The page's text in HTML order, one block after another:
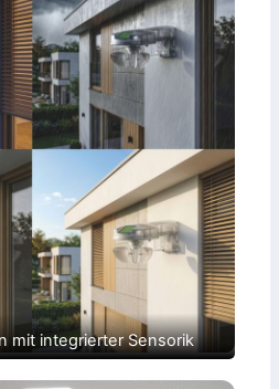
mit integrierter Sensorik